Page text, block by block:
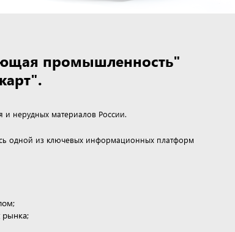
промышленность"
и нерудных материалов России.
одной из ключевых информационных платформ
рынка;